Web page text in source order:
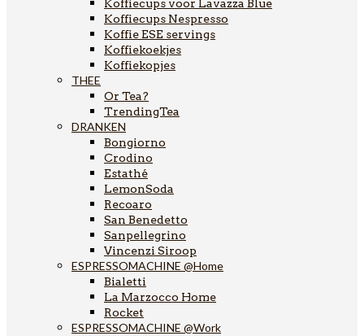
Koffiecups voor Lavazza Blue
Koffiecups Nespresso
Koffie ESE servings
Koffiekoekjes
Koffiekopjes
THEE
Or Tea?
TrendingTea
DRANKEN
Bongiorno
Crodino
Estathé
LemonSoda
Recoaro
San Benedetto
Sanpellegrino
Vincenzi Siroop
ESPRESSOMACHINE @Home
Bialetti
La Marzocco Home
Rocket
ESPRESSOMACHINE @Work